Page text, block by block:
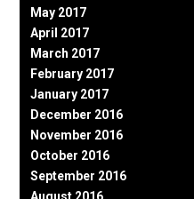
May 2017
April 2017
March 2017
February 2017
January 2017
December 2016
November 2016
October 2016
September 2016
August 2016